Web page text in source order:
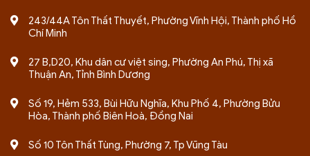
243/44A Tôn Thất Thuyết, Phường Vĩnh Hội, Thành phố Hồ
Chí Minh
27 B,D20, Khu dân cư việt sing, Phường An Phú, Thị xã
Thuận An, Tỉnh Bình Dương
Số 19, Hẻm 533, Bùi Hữu Nghĩa, Khu Phố 4, Phường Bửu
Hòa, Thành phố Biên Hoà, Đồng Nai
Số 10 Tôn Thất Tùng, Phường 7, Tp Vũng Tàu